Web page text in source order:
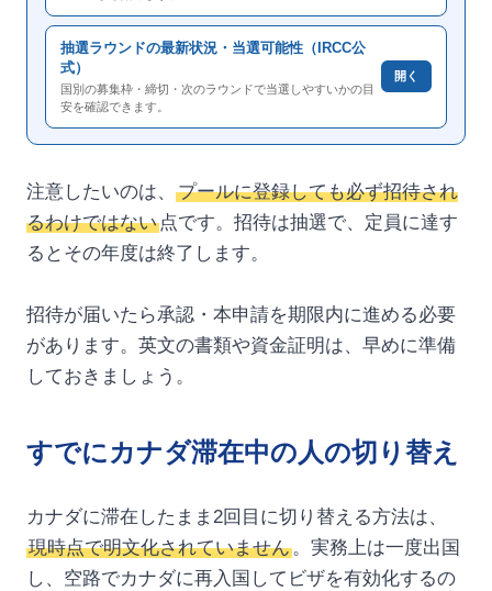
抽選ラウンドの最新状況・当選可能性（IRCC公
式）
国別の募集枠・締切・次のラウンドで当選しやすいかの目
安を確認できます。
開く
注意したいのは、
プールに登録しても必ず招待され
るわけではない点です。招待は抽選で、定員に達す
るとその年度は終了します。
招待が届いたら承認・本申請を期限内に進める必要
があります。英文の書類や資金証明は、早めに準備
しておきましょう。
すでにカナダ滞在中の人の切り替え
カナダに滞在したまま2回目に切り替える方法は、
現時点で明文化されていません。実務上は一度出国
し、空路でカナダに再入国してビザを有効化するの